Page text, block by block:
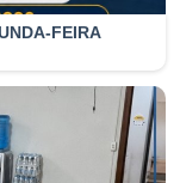
FEIRA